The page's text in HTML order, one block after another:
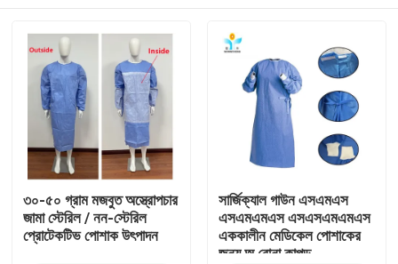
৩০-৫০ গ্রাম মজবুত অস্ত্রোপচার
জামা স্টেরিল / নন-স্টেরিল
প্রোটেকটিভ পোশাক উৎপাদন
সার্জিক্যাল গাউন এসএমএস
এসএমএমএস এসএসএমএমএস
এককালীন মেডিকেল পোশাকের
জন্য অ বোনা কাপড়